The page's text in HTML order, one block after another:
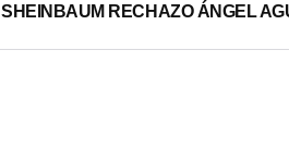
SHEINBAUM RECHAZO ÁNGEL